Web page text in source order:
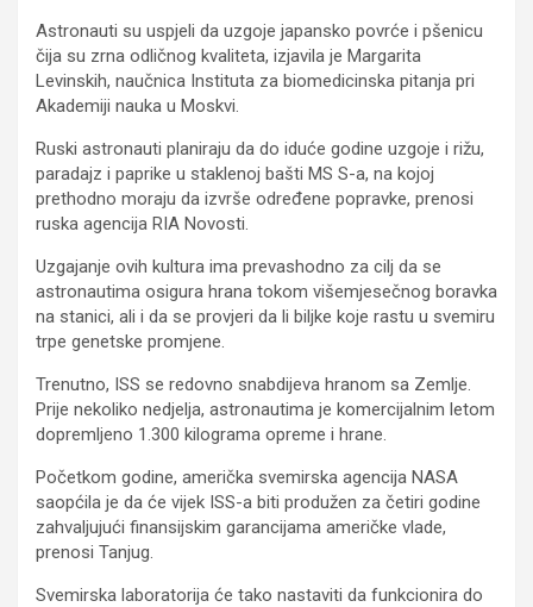
Astronauti su uspjeli da uzgoje japansko povrće i pšenicu
čija su zrna odličnog kvaliteta, izjavila je Margarita
Levinskih, naučnica Instituta za biomedicinska pitanja pri
Akademiji nauka u Moskvi.
Ruski astronauti planiraju da do iduće godine uzgoje i rižu,
paradajz i paprike u staklenoj bašti MS S-a, na kojoj
prethodno moraju da izvrše određene popravke, prenosi
ruska agencija RIA Novosti.
Uzgajanje ovih kultura ima prevashodno za cilj da se
astronautima osigura hrana tokom višemjesečnog boravka
na stanici, ali i da se provjeri da li biljke koje rastu u svemiru
trpe genetske promjene.
Trenutno, ISS se redovno snabdijeva hranom sa Zemlje.
Prije nekoliko nedjelja, astronautima je komercijalnim letom
dopremljeno 1.300 kilograma opreme i hrane.
Početkom godine, američka svemirska agencija NASA
saopćila je da će vijek ISS-a biti produžen za četiri godine
zahvaljujući finansijskim garancijama američke vlade,
prenosi Tanjug.
Svemirska laboratorija će tako nastaviti da funkcionira do